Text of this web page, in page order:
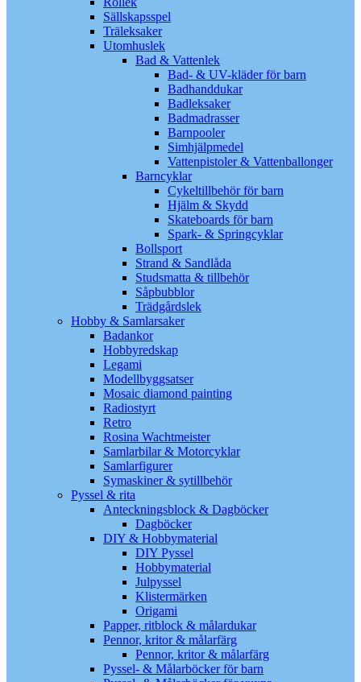
Sällskapsspel
Träleksaker
Utomhuslek
Bad & Vattenlek
Bad- & UV-kläder för barn
Badhanddukar
Badleksaker
Badmadrasser
Barnpooler
Simhjälpmedel
Vattenpistoler & Vattenballonger
Barncyklar
Cykeltillbehör för barn
Hjälm & Skydd
Skateboards för barn
Spark- & Springcyklar
Bollsport
Strand & Sandlåda
Studsmatta & tillbehör
Såpbubblor
Trädgårdslek
Hobby & Samlarsaker
Badankor
Hobbyredskap
Legami
Modellbyggsatser
Mosaic diamond painting
Radiostyrt
Retro
Rosina Wachtmeister
Samlarbilar & Motorcyklar
Samlarfigurer
Symaskiner & sytillbehör
Pyssel & rita
Anteckningsblock & Dagböcker
Dagböcker
DIY & Hobbymaterial
DIY Pyssel
Hobbymaterial
Julpyssel
Klistermärken
Origami
Papper, ritblock & målardukar
Pennor, kritor & målarfärg
Pennor, kritor & målarfärg
Pyssel- & Målarböcker för barn